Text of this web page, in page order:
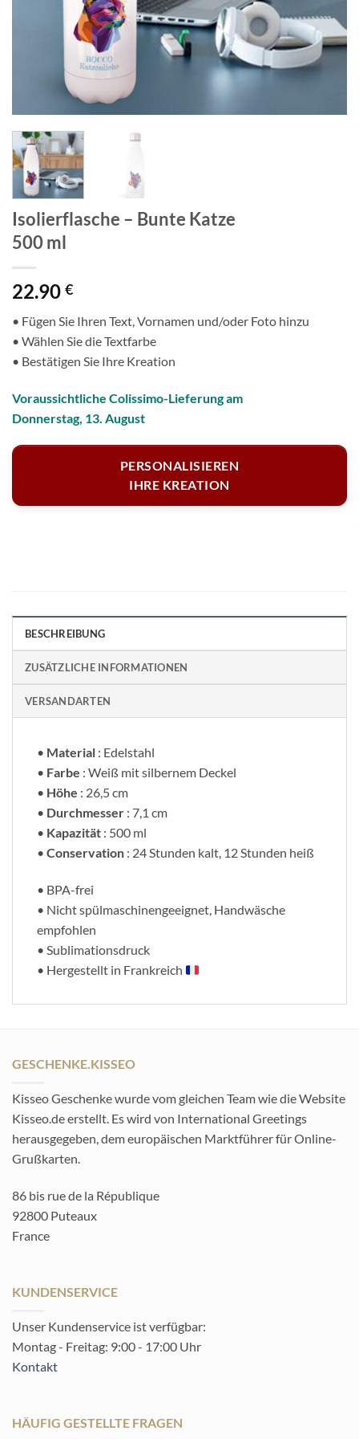
Isolierflasche – Bunte Katze
500 ml
22.90 €
• Fügen Sie Ihren Text, Vornamen und/oder Foto hinzu
• Wählen Sie die Textfarbe
• Bestätigen Sie Ihre Kreation
Voraussichtliche Colissimo-Lieferung am
Donnerstag, 13. August
PERSONALISIEREN
IHRE KREATION
BESCHREIBUNG
ZUSÄTZLICHE INFORMATIONEN
VERSANDARTEN
• Material : Edelstahl
• Farbe : Weiß mit silbernem Deckel
• Höhe : 26,5 cm
• Durchmesser : 7,1 cm
• Kapazität : 500 ml
• Conservation : 24 Stunden kalt, 12 Stunden heiß
• BPA-frei
• Nicht spülmaschinengeeignet, Handwäsche
empfohlen
• Sublimationsdruck
• Hergestellt in Frankreich
GESCHENKE.KISSEO
Kisseo Geschenke wurde vom gleichen Team wie die Website
Kisseo.de erstellt. Es wird von International Greetings
herausgegeben, dem europäischen Marktführer für Online-
Grußkarten.
86 bis rue de la République
92800 Puteaux
France
KUNDENSERVICE
Unser Kundenservice ist verfügbar:
Montag - Freitag: 9:00 - 17:00 Uhr
Kontakt
HÄUFIG GESTELLTE FRAGEN